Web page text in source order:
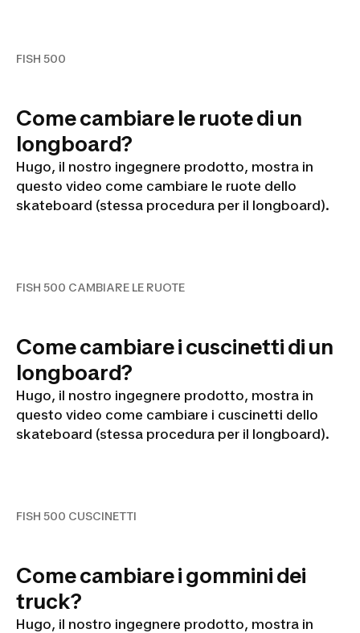
FISH 500
Come cambiare le ruote di un
longboard?
Hugo, il nostro ingegnere prodotto, mostra in
questo video come cambiare le ruote dello
skateboard (stessa procedura per il longboard).
FISH 500 CAMBIARE LE RUOTE
Come cambiare i cuscinetti di un
longboard?
Hugo, il nostro ingegnere prodotto, mostra in
questo video come cambiare i cuscinetti dello
skateboard (stessa procedura per il longboard).
FISH 500 CUSCINETTI
Come cambiare i gommini dei
truck?
Hugo, il nostro ingegnere prodotto, mostra in